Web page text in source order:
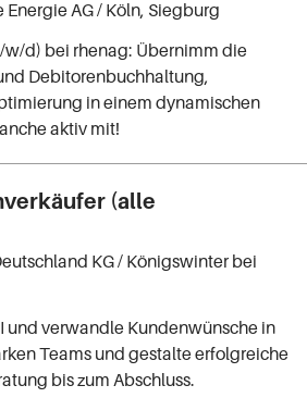
Energie AG/ Köln, Siegburg
d) bei rhenag: Übernimm die
Debitorenbuchhaltung,
in einem dynamischen
aktiv mit!
(alle
KG/ Königswinter bei
und verwandle Kundenwünsche in
Teams und gestalte erfolgreiche
bis zum Abschluss.